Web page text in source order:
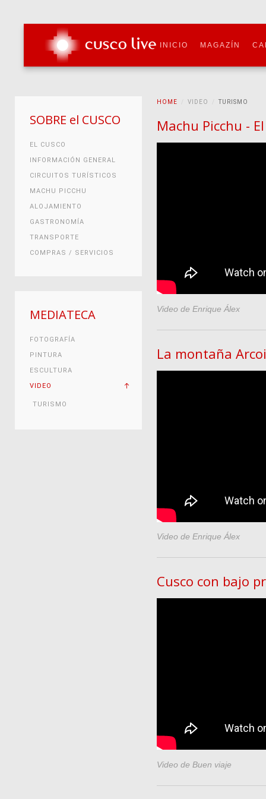
INICIO MAGAZÍN
HOME VIDEO TURISMO
Machu Picchu -
Video de Enrique Álex
La montaña
Video de Enrique Álex
Cusco con bajo
Video de Buen viaje
SOBRE el CUSCO
EL CUSCO
INFORMACIÓN GENERAL
CIRCUITOS TURÍSTICOS
MACHU PICCHU
ALOJAMIENTO
GASTRONOMÍA
TRANSPORTE
COMPRAS / SERVICIOS
MEDIATECA
FOTOGRAFÍA
PINTURA
ESCULTURA
VIDEO
TURISMO